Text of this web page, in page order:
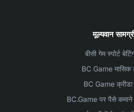
मूल्यवान
बीसी गेम स्पोर्ट
BC Game मासिक
BC Game क्रीडा
BC.Game पर पैसे